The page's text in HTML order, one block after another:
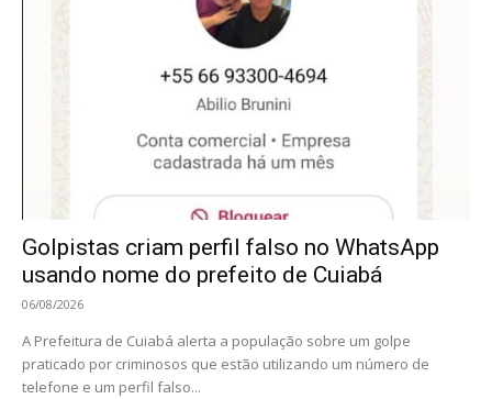
Golpistas criam perfil falso no WhatsApp
usando nome do prefeito de Cuiabá
06/08/2026
A Prefeitura de Cuiabá alerta a população sobre um golpe
praticado por criminosos que estão utilizando um número de
telefone e um perfil falso...